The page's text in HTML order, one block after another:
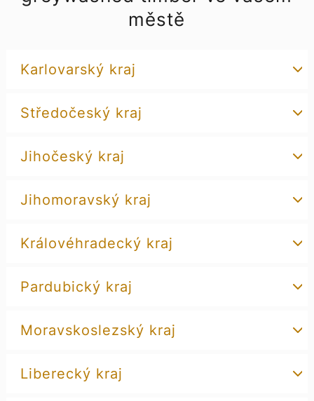
městě
Karlovarský kraj
Středočeský kraj
Jihočeský kraj
Jihomoravský kraj
Královéhradecký kraj
Pardubický kraj
Moravskoslezský kraj
Liberecký kraj